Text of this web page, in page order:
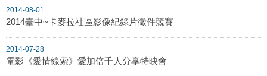
2014-08-01
2014臺中~卡麥拉社區影像紀錄片徵件競賽
2014-07-28
電影《愛情線索》愛加倍千人分享特映會